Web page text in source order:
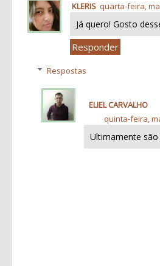
KLERIS quarta-feira,
Já quero! Gosto
Responder
Respostas
ELIEL CARVALHO
quinta-feira,
Ultimamente